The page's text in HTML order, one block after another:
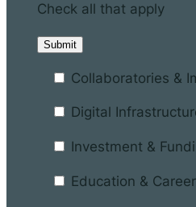
Check all that apply
Collaboratories &
Digital
Investment &
Education &